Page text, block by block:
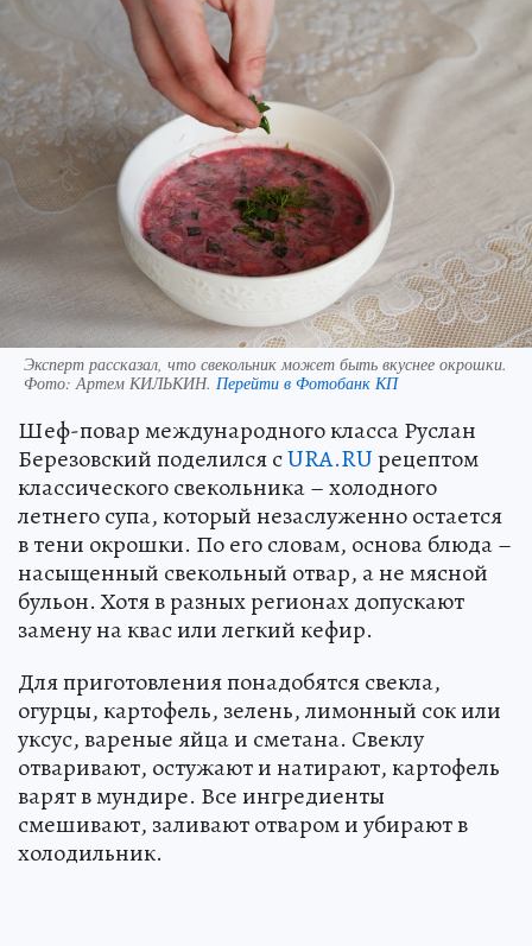
Эксперт рассказал, что свекольник может быть вкуснее окрошки.
Фото: Артем КИЛЬКИН. Перейти в Фотобанк КП
Шеф-повар международного класса Руслан
Березовский поделился сURA.RUрецептом
классического свекольника – холодного
летнего супа, который незаслуженно остается
в тени окрошки. По его словам, основа блюда –
насыщенный свекольный отвар, а не мясной
бульон. Хотя в разных регионах допускают
замену на квас или легкий кефир.
Для приготовления понадобятся свекла,
огурцы, картофель, зелень, лимонный сок или
уксус, вареные яйца и сметана. Свеклу
отваривают, остужают и натирают, картофель
варят в мундире. Все ингредиенты
смешивают, заливают отваром и убирают в
холодильник.